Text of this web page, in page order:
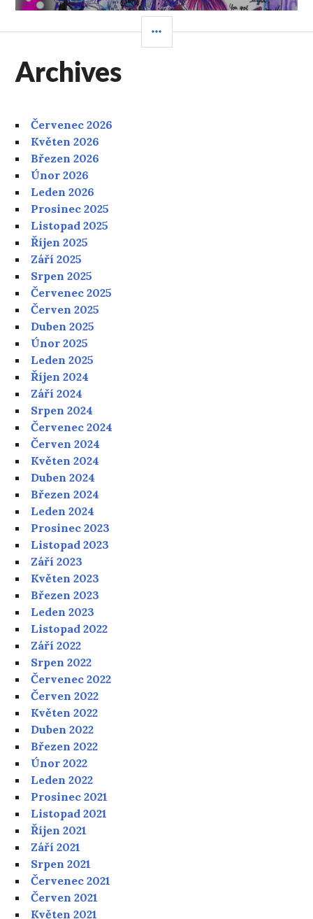
PANEL
Archives
Červenec 2026
Květen 2026
Březen 2026
Únor 2026
Leden 2026
Prosinec 2025
Listopad 2025
Říjen 2025
Září 2025
Srpen 2025
Červenec 2025
Červen 2025
Duben 2025
Únor 2025
Leden 2025
Říjen 2024
Září 2024
Srpen 2024
Červenec 2024
Červen 2024
Květen 2024
Duben 2024
Březen 2024
Leden 2024
Prosinec 2023
Listopad 2023
Září 2023
Květen 2023
Březen 2023
Leden 2023
Listopad 2022
Září 2022
Srpen 2022
Červenec 2022
Červen 2022
Květen 2022
Duben 2022
Březen 2022
Únor 2022
Leden 2022
Prosinec 2021
Listopad 2021
Říjen 2021
Září 2021
Srpen 2021
Červenec 2021
Červen 2021
Květen 2021